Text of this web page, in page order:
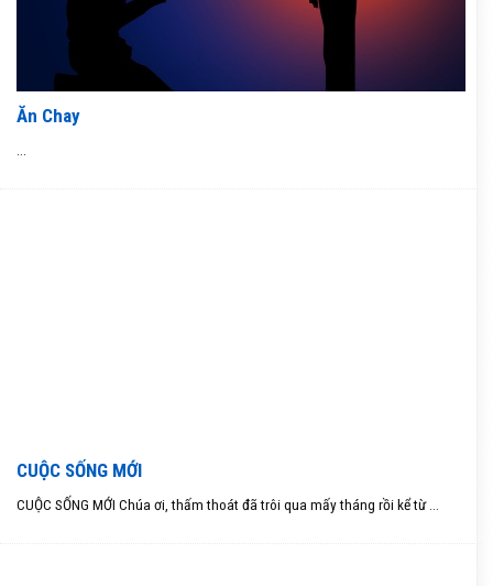
Ăn Chay
CUỘC SỐNG MỚI
CUỘC SỐNG MỚI Chúa ơi, thấm thoát đã trôi qua mấy tháng rồi kể từ ...